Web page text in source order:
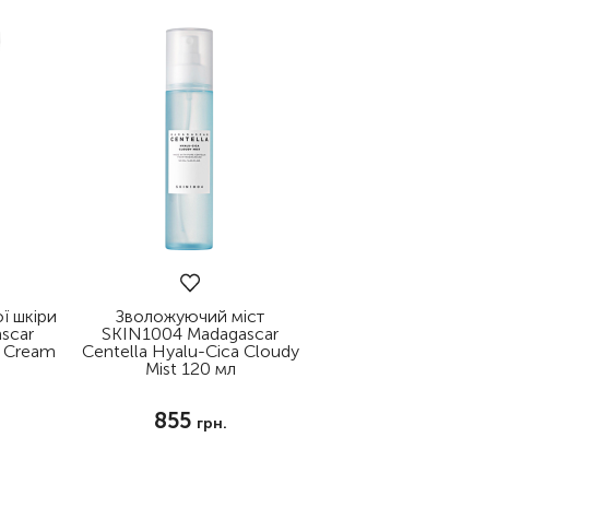
шкіри
Зволожуючий міст
SKIN1004 Madagascar
Centella Hyalu-Cica Cloudy
Mist 120 мл
855 грн.